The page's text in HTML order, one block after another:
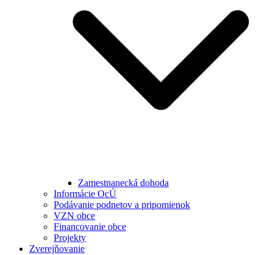
Zamestnanecká dohoda
Informácie OcÚ
Podávanie podnetov a pripomienok
VZN obce
Financovanie obce
Projekty
Zverejňovanie